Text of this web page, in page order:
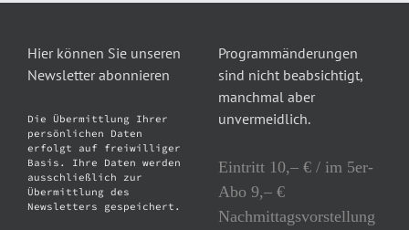
Hier können Sie unseren
Newsletter abonnieren
Die Übermittlung Ihrer
persönlichen Daten
erfolgt auf freiwilliger
Basis. Ihre Daten werden
ausschließlich zur
Übermittlung des
Newsletters gespeichert.
Programmänderungen
sind nicht beabsichtigt,
manchmal aber
unvermeidlich.
Eintritt 10,– € / im 5er-
Abo 9,– €
Nachmittagsvorstellung